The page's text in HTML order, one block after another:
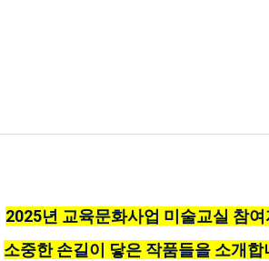
2025년 교육문화사업 미술교실 참여
소중한 손길이 닿은 작품들을 소개합